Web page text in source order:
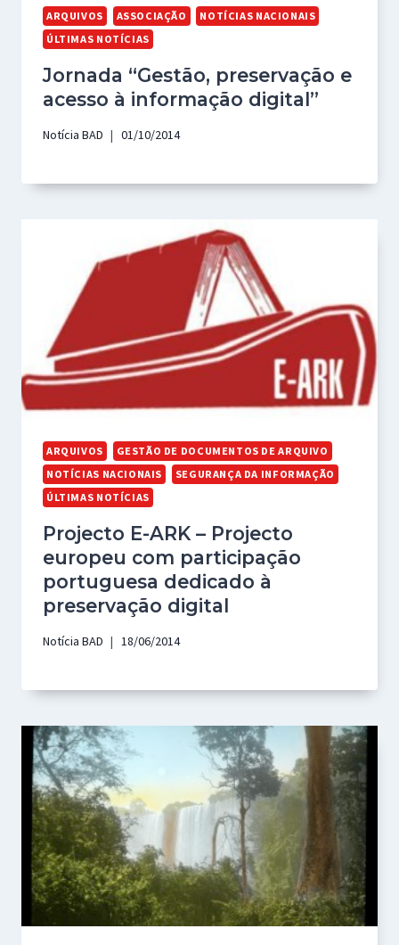
ARQUIVOS ASSOCIAÇÃO
NOTÍCIAS NACIONAIS
ÚLTIMAS NOTÍCIAS
Jornada “Gestão, preservação e
acesso à informação digital”
Notícia BAD 01/10/2014
ARQUIVOS
GESTÃO DE DOCUMENTOS DE ARQUIVO
NOTÍCIAS NACIONAIS
SEGURANÇA DA INFORMAÇÃO
ÚLTIMAS NOTÍCIAS
Projecto E-ARK – Projecto
europeu com participação
portuguesa dedicado à
preservação digital
Notícia BAD 18/06/2014